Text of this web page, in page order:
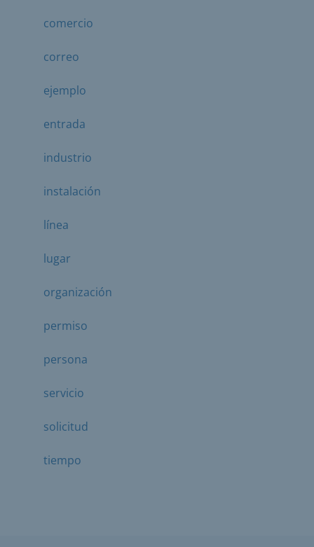
comercio
correo
ejemplo
entrada
industrio
instalación
línea
lugar
organización
permiso
persona
servicio
solicitud
tiempo